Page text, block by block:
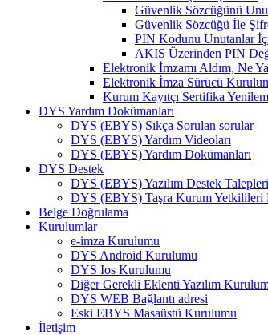
Güvenlik Sözcüğünü
Güvenlik Sözcüğü İle
PIN Kodunu Unutanlar
AKIS Üzerinden PIN
Elektronik İmzamı Aldım, Ne
Elektronik İmza Sürücü
Kurum Kayıtçı Sertifika
DYS Yardım Dokümanları
DYS (EBYS) Sıkça Sorulan sorular
DYS (EBYS) Yardım Videoları
DYS (EBYS) Yardım Dokümanları
DYS Destek
DYS (EBYS) Yazılım Destek Talepleri
DYS (EBYS) Taşra Kurum Yetkilileri
Belge Doğrulama
Kurulumlar
e-imza Kurulumu
DYS Android Kurulumu
DYS Ios Kurulumu
Diğer Gerekli Eklenti Yazılım
DYS WEB Bağlantı adresi
Eski EBYS Masaüstü Kurulumu
İletişim